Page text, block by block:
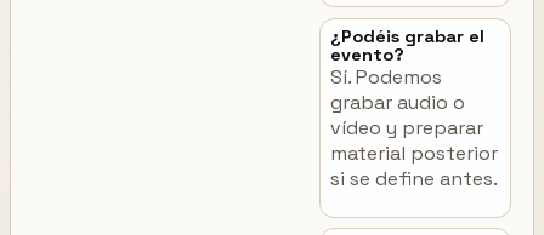
¿Podéis grabar el
evento?
Sí. Podemos
grabar audio o
vídeo y preparar
material posterior
si se define antes.